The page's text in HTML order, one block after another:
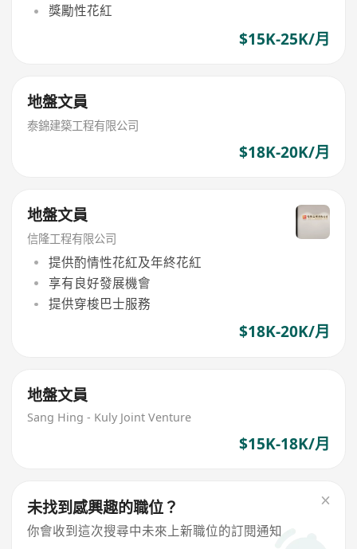
獎勵性花紅
$15K-25K/月
地盤文員
泰錦建築工程有限公司
$18K-20K/月
地盤文員
信隆工程有限公司
提供酌情性花紅及年終花紅
享有良好發展機會
提供穿梭巴士服務
$18K-20K/月
地盤文員
Sang Hing - Kuly Joint Venture
$15K-18K/月
未找到感興趣的職位？
你會收到這次搜尋中未來上新職位的訂閱通知